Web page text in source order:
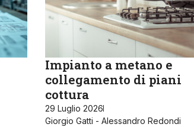
Impianto a metano e
collegamento di piani
cottura
29 Luglio 2026
Giorgio Gatti - Alessandro Redondi